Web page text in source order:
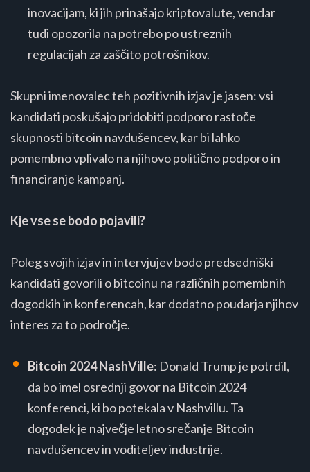
inovacijam, ki jih prinašajo kriptovalute, vendar
tudi opozorila na potrebo po ustreznih
regulacijah za zaščito potrošnikov​​.
Skupni imenovalec teh pozitivnih izjav je jasen: vsi
kandidati poskušajo pridobiti podporo rastoče
skupnosti bitcoin navdušencev, kar bi lahko
pomembno vplivalo na njihovo politično podporo in
financiranje kampanj.
Kje vse se bodo pojavili?
Poleg svojih izjav in intervjujev bodo predsedniški
kandidati govorili o bitcoinu na različnih pomembnih
dogodkih in konferencah, kar dodatno poudarja njihov
interes za to področje.
Bitcoin 2024 NashVille: Donald Trump je potrdil,
da bo imel osrednji govor na Bitcoin 2024
konferenci, ki bo potekala v Nashvillu. Ta
dogodek je največje letno srečanje Bitcoin
navdušencev in voditeljev industrije​​.